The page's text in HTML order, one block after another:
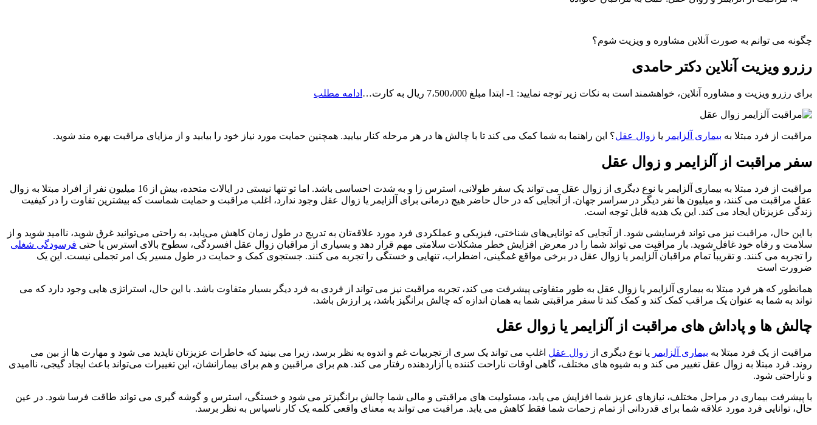
چگونه می توانم به صورت آنلاین مشاوره و ویزیت شوم؟
رزرو ویزیت آنلاین دکتر حامدی
برای رزرو ویزیت و مشاوره آنلاین، خواهشمند است به نکات زیر توجه نمایید: 1- ابتدا مبلغ 7،500،000 ریال به کارت… ادامه مطلب
حامدی
مراقبت از فرد مبتلا به بیماری آلزایمر یا زوال عقل؟ این راهنما به شما کمک می کند تا با چالش ها در هر مرحله کنار بیایید. همچنین حمایت مورد نیاز خود را بیابید و از مزایای مراقبت بهره مند شوید.
سفر مراقبت از آلزایمر و زوال عقل
مراقبت از فرد مبتلا به بیماری آلزایمر یا نوع دیگری از زوال عقل می تواند یک سفر طولانی، استرس زا و به شدت احساسی باشد. اما تو تنها نیستی در ایالات متحده، بیش از 16 میلیون نفر از افراد مبتلا به زوال
عقل مراقبت می کنند، و میلیون ها نفر دیگر در سراسر جهان. از آنجایی که در حال حاضر هیچ درمانی برای آلزایمر یا زوال عقل وجود ندارد، اغلب مراقبت و حمایت شماست که بیشترین تفاوت را در کیفیت
زندگی عزیزتان ایجاد می کند. این یک هدیه قابل توجه است.
با این حال، مراقبت نیز می تواند فرسایشی شود. از آنجایی که توانایی‌های شناختی، فیزیکی و عملکردی فرد مورد علاقه‌تان به تدریج در طول زمان کاهش می‌یابد، به راحتی می‌توانید غرق شوید، ناامید شوید و از
سلامت و رفاه خود غافل شوید. بار مراقبت می تواند شما را در معرض افزایش خطر مشکلات سلامتی مهم قرار دهد و بسیاری از مراقبان زوال عقل افسردگی، سطوح بالای استرس یا حتی فرسودگی شغلی
را تجربه می کنند. و تقریباً تمام مراقبان آلزایمر یا زوال عقل در برخی مواقع غمگینی، اضطراب، تنهایی و خستگی را تجربه می کنند. جستجوی کمک و حمایت در طول مسیر یک امر تجملی نیست. این یک
ضرورت است
همانطور که هر فرد مبتلا به بیماری آلزایمر یا زوال عقل به طور متفاوتی پیشرفت می کند، تجربه مراقبت نیز می تواند از فردی به فرد دیگر بسیار متفاوت باشد. با این حال، استراتژی هایی وجود دارد که می
تواند به شما به عنوان یک مراقب کمک کند و کمک کند تا سفر مراقبتی شما به همان اندازه که چالش برانگیز باشد، پر ارزش باشد.
چالش ها و پاداش های مراقبت از آلزایمر یا زوال عقل
مراقبت از یک فرد مبتلا به بیماری آلزایمر یا نوع دیگری از زوال عقل اغلب می تواند یک سری از تجربیات غم و اندوه به نظر برسد، زیرا می بینید که خاطرات عزیزتان ناپدید می شود و مهارت ها از بین می
روند. فرد مبتلا به زوال عقل تغییر می کند و به شیوه های مختلف، گاهی اوقات ناراحت کننده یا آزاردهنده رفتار می کند. هم برای مراقبین و هم برای بیمارانشان، این تغییرات می‌تواند باعث ایجاد گیجی، ناامیدی
و ناراحتی شود.
با پیشرفت بیماری در مراحل مختلف، نیازهای عزیز شما افزایش می یابد، مسئولیت های مراقبتی و مالی شما چالش برانگیزتر می شود و خستگی، استرس و گوشه گیری می تواند طاقت فرسا شود. در عین
حال، توانایی فرد مورد علاقه شما برای قدردانی از تمام زحمات شما فقط کاهش می یابد. مراقبت می تواند به معنای واقعی کلمه یک کار ناسپاس به نظر برسد.